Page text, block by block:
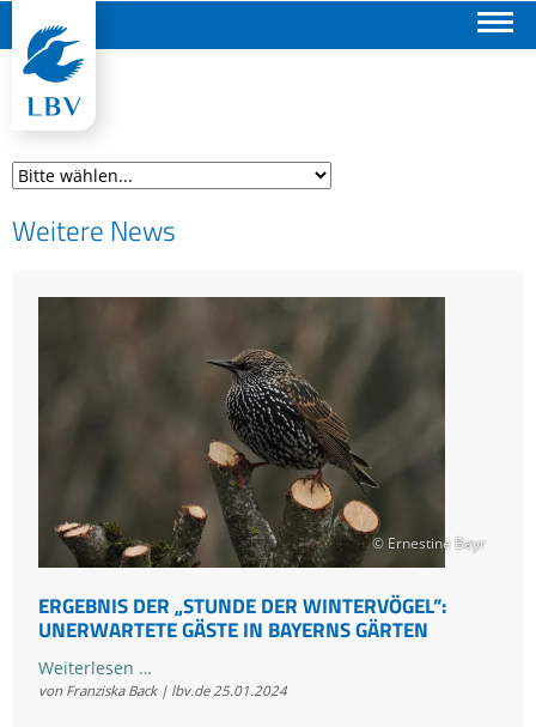
Weitere News
© Ernestine Bayr
ERGEBNIS DER „STUNDE DER WINTERVÖGEL”:
UNERWARTETE GÄSTE IN BAYERNS GÄRTEN
Weiterlesen …Ergebnis
der
von Franziska Back | lbv.de 25.01.2024